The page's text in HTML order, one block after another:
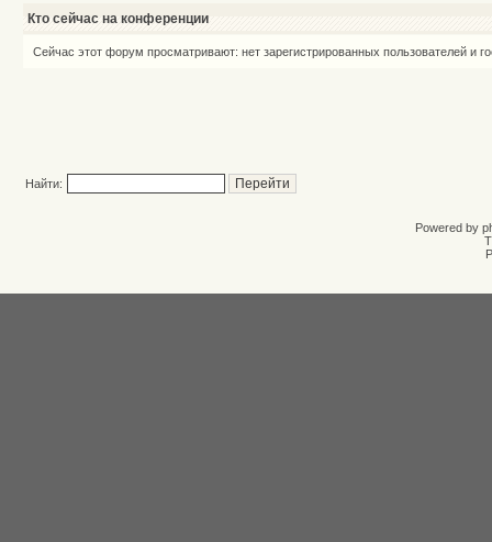
Кто сейчас на конференции
Сейчас этот форум просматривают: нет зарегистрированных пользователей и
Найти:
Powered by